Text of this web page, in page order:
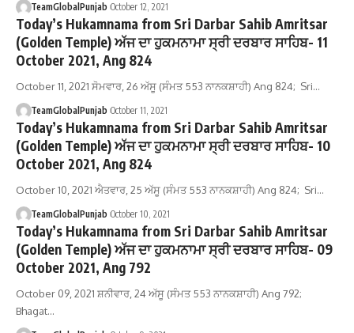
TeamGlobalPunjab October 12, 2021
Today’s Hukamnama from Sri Darbar Sahib Amritsar
(Golden Temple) ਅੱਜ ਦਾ ਹੁਕਮਨਾਮਾ ਸ੍ਰੀ ਦਰਬਾਰ ਸਾਹਿਬ- 11
October 2021, Ang 824
October 11, 2021 ਸੋਮਵਾਰ, 26 ਅੱਸੂ (ਸੰਮਤ 553 ਨਾਨਕਸ਼ਾਹੀ) Ang 824; Sri…
TeamGlobalPunjab October 11, 2021
Today’s Hukamnama from Sri Darbar Sahib Amritsar
(Golden Temple) ਅੱਜ ਦਾ ਹੁਕਮਨਾਮਾ ਸ੍ਰੀ ਦਰਬਾਰ ਸਾਹਿਬ- 10
October 2021, Ang 824
October 10, 2021 ਐਤਵਾਰ, 25 ਅੱਸੂ (ਸੰਮਤ 553 ਨਾਨਕਸ਼ਾਹੀ) Ang 824; Sri…
TeamGlobalPunjab October 10, 2021
Today’s Hukamnama from Sri Darbar Sahib Amritsar
(Golden Temple) ਅੱਜ ਦਾ ਹੁਕਮਨਾਮਾ ਸ੍ਰੀ ਦਰਬਾਰ ਸਾਹਿਬ- 09
October 2021, Ang 792
October 09, 2021 ਸ਼ਨੀਵਾਰ, 24 ਅੱਸੂ (ਸੰਮਤ 553 ਨਾਨਕਸ਼ਾਹੀ) Ang 792;
Bhagat…